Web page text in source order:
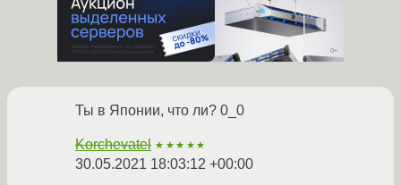
Ты в Японии, что ли? 0_0
Korchevatel ★★★★★
30.05.2021 18:03:12 +00:00